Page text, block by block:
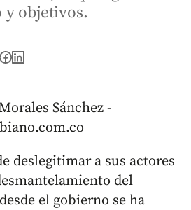
y objetivos.
Sánchez -
deslegitimar a sus actores
del
el gobierno se ha